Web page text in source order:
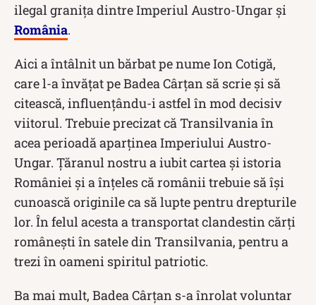
ilegal granița dintre Imperiul Austro-Ungar și
România.
Aici a întâlnit un bărbat pe nume Ion Cotigă,
care l-a învățat pe Badea Cârțan să scrie și să
citească, influențându-i astfel în mod decisiv
viitorul. Trebuie precizat că Transilvania în
acea perioadă aparținea Imperiului Austro-
Ungar. Țăranul nostru a iubit cartea și istoria
României și a înțeles că românii trebuie să își
cunoască originile ca să lupte pentru drepturile
lor. În felul acesta a transportat clandestin cărți
românești în satele din Transilvania, pentru a
trezi în oameni spiritul patriotic.
Ba mai mult, Badea Cârțan s-a înrolat voluntar